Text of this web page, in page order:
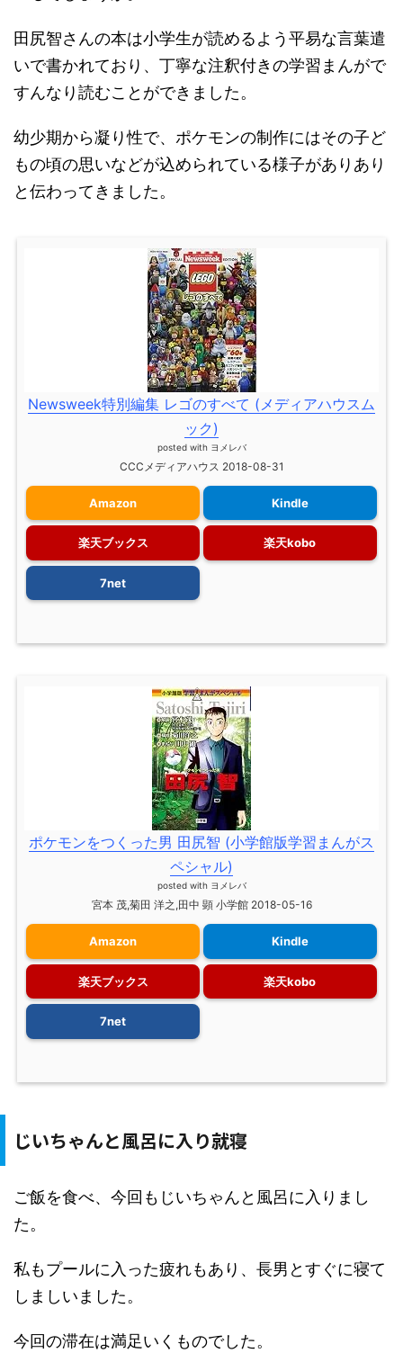
田尻智さんの本は小学生が読めるよう平易な言葉遣
いで書かれており、丁寧な注釈付きの学習まんがで
すんなり読むことができました。
幼少期から凝り性で、ポケモンの制作にはその子ど
もの頃の思いなどが込められている様子がありあり
と伝わってきました。
Newsweek特別編集 レゴのすべて (メディアハウスム
ック)
posted with ヨメレバ
CCCメディアハウス 2018-08-31
Amazon Kindle
楽天ブックス 楽天kobo
7net
ポケモンをつくった男 田尻智 (小学館版学習まんがス
ペシャル)
posted with ヨメレバ
宮本 茂,菊田 洋之,田中 顕 小学館 2018-05-16
Amazon Kindle
楽天ブックス 楽天kobo
7net
じいちゃんと風呂に入り就寝
ご飯を食べ、今回もじいちゃんと風呂に入りまし
た。
私もプールに入った疲れもあり、長男とすぐに寝て
しましいました。
今回の滞在は満足いくものでした。